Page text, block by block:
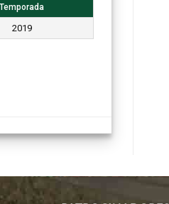
Temporada
2019